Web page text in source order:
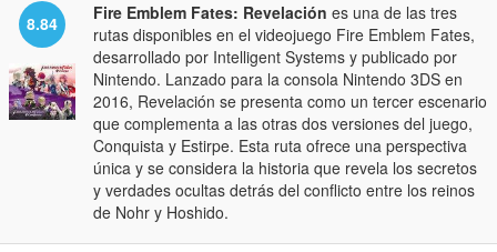
8.84 Fire Emblem Fates: Revelación es una de las tres
rutas disponibles en el videojuego Fire Emblem Fates,
desarrollado por Intelligent Systems y publicado por
Nintendo. Lanzado para la consola Nintendo 3DS en
2016, Revelación se presenta como un tercer escenario
que complementa a las otras dos versiones del juego,
Conquista y Estirpe. Esta ruta ofrece una perspectiva
única y se considera la historia que revela los secretos
y verdades ocultas detrás del conflicto entre los reinos
de Nohr y Hoshido.